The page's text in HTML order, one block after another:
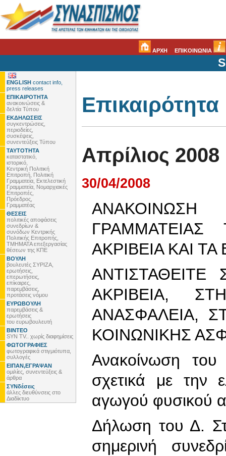
ΑΡΧΗ ΕΠΙΚΟΙΝΩΝΙΑ
ENGLISH contact info,
press releases
ΕΠΙΚΑΙΡΟΤΗΤΑ
ανακοινώσεις &
δελτία Τύπου
ΕΚΔΗΛΩΣΕΙΣ
συγκεντρώσεις,
περιοδείες,
συσκέψεις,
συνεντεύξεις Τύπου
ΤΑΥΤΟΤΗΤΑ
καταστατικό,
ιστορικό,
Κεντρική Πολιτική
Επιτροπή, Πολιτική
Γραμματεία, Εκτελεστική
Γραμματεία, Νομαρχιακές
Επιτροπές,
Πρόεδρος,
Γραμματέας
ΘΕΣΕΙΣ
πολιτικές αποφάσεις
συνεδρίων &
συνόδων Κεντρικής
Πολιτικής Επιτροπής,
ΤΜΗΜΑΤΑ επεξεργασίας
θέσεων της ΚΠΕ
ΒΟΥΛΗ
βουλευτές ΣΥΡΙΖΑ,
ερωτήσεις,
επερωτήσεις,
επίκαιρες,
παρεμβάσεις,
προτάσεις νόμου
ΕΥΡΩΒΟΥΛΗ
παρεμβάσεις &
ερωτήσεις
του ευρωβουλευτή
ΒΙΝΤΕΟ
SYN TV.. χωρίς διαφημίσεις
ΦΩΤΟΓΡΑΦΙΕΣ
φωτογραφικά στιγμιότυπα,
συλλογές
ΕΙΠΑΝ,ΕΓΡΑΨΑΝ
ομιλίες, συνεντεύξεις &
άρθρα
ΣΥΝδέσεις
άλλες διευθύνσεις στο
Διαδίκτυο
Επικαιρότητα
Απρίλιος 2008
30/04/2008
ΑΚΡΙΒΕΙΑ ΚΑΙ
ΑΚΡΙΒΕΙΑ,
ΑΝΑΣΦΑΛΕΙΑ,
ΚΟΙΝΩΝΙΚΗΣ
Ανακοίνωση
σχετικά με την
αγωγού φυσικού
Δήλωση του Δ.
σημερινή